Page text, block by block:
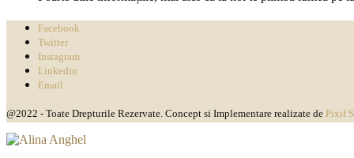
Facebook
Twitter
Instagram
Linkedin
Email
@2022 - Toate Drepturile Rezervate. Concept si Implementare realizate de Pixif